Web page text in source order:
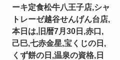
ーキ定食松牛八王子店,シャ
トレーゼ越谷せんげん台店,
本日は,旧暦7月30日,赤口,
己巳,七赤金星,宝くじの日,
くず餅の日,温泉の資格,日